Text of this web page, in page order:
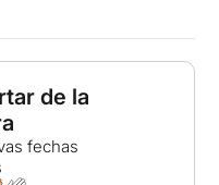
de la
fechas